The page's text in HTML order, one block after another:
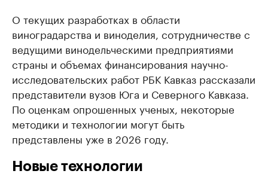
О текущих разработках в области
виноградарства и виноделия, сотрудничестве с
ведущими винодельческими предприятиями
страны и объемах финансирования научно-
исследовательских работ РБК Кавказ рассказали
представители вузов Юга и Северного Кавказа.
По оценкам опрошенных ученых, некоторые
методики и технологии могут быть
представлены уже в 2026 году.
Новые технологии